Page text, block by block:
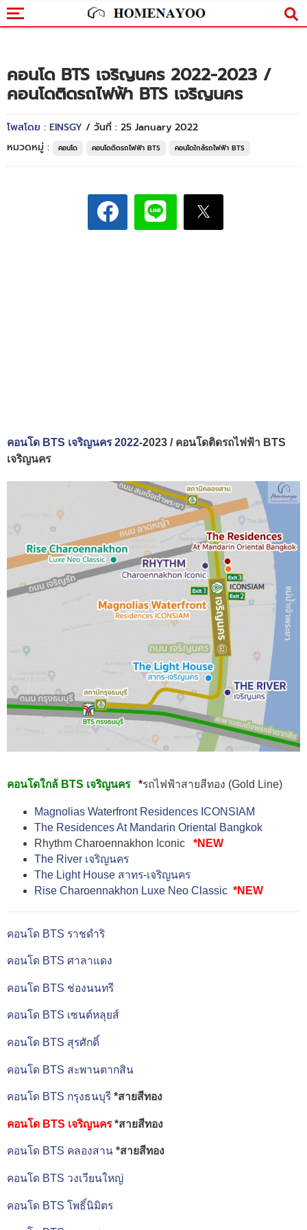
คอนโด BTS เจริญนคร 2022-2023 /
คอนโดติดรถไฟฟ้า BTS เจริญนคร
โพสโดย : EINSGY / วันที่ : 25 January 2022
หมวดหมู่ :
คอนโด คอนโดติดรถไฟฟ้า BTS คอนโดใกล้รถไฟฟ้า BTS
คอนโด BTS เจริญนคร 2022-2023 / คอนโดติดรถไฟฟ้า BTS
เจริญนคร
คอนโดใกล้ BTS เจริญนคร*รถไฟฟ้าสายสีทอง (Gold Line)
Magnolias Waterfront Residences ICONSIAM
The Residences At Mandarin Oriental Bangkok
Rhythm Charoennakhon Iconic *NEW
The River เจริญนคร
The Light House สาทร-เจริญนคร
Rise Charoennakhon Luxe Neo Classic *NEW
คอนโด BTS ราชดำริ
คอนโด BTS ศาลาแดง
คอนโด BTS ช่องนนทรี
คอนโด BTS เซนต์หลุยส์
คอนโด BTS สุรศักดิ์
คอนโด BTS สะพานตากสิน
คอนโด BTS กรุงธนบุรี *สายสีทอง
คอนโด BTS เจริญนคร *สายสีทอง
คอนโด BTS คลองสาน *สายสีทอง
คอนโด BTS วงเวียนใหญ่
คอนโด BTS โพธิ์นิมิตร